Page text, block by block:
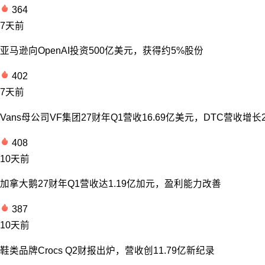
364
7天前
亚马逊向OpenAI投资500亿美元，获得约5%股份
402
7天前
Vans母公司VF集团27财年Q1营收16.69亿美元，DTC营收增长
408
10天前
加拿大鹅27财年Q1营收达1.19亿加元，盈利能力改善
387
10天前
鞋类品牌Crocs Q2财报出炉，营收创11.79亿新纪录